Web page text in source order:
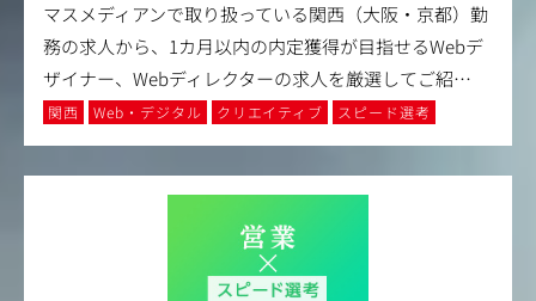
マスメディアンで取り扱っている関西（大阪・京都）勤
務の求人から、1カ月以内の内定獲得が目指せるWebデ
ザイナー、Webディレクターの求人を厳選してご紹…
関西 Web・デジタル クリエイティブ スピード選考